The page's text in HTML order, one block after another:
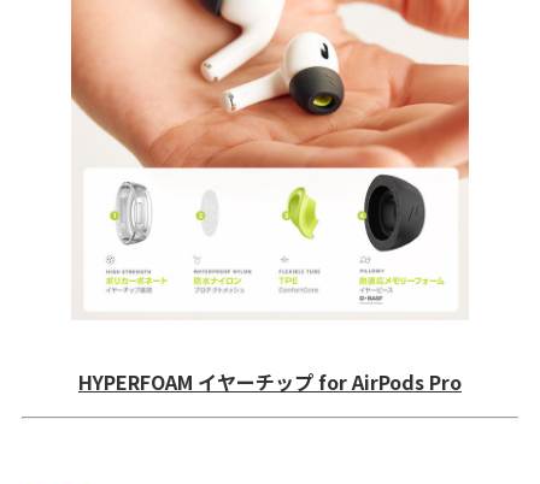
HYPERFOAM イヤーチップ for AirPods Pro